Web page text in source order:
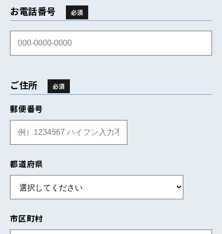
お電話番号 必須
ご住所 必須
郵便番号
都道府県
市区町村